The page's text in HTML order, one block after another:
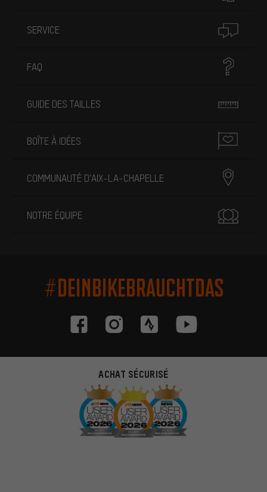
SERVICE
FAQ
GUIDE DES TAILLES
BOÎTE À IDÉES
COMMUNAUTÉ D'AIX-LA-CHAPELLE
NOTRE ÉQUIPE
#DEINBIKEBRAUCHTDAS
ACHAT SÉCURISÉ